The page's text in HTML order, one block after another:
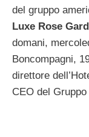
del gruppo
Luxe Rose
domani,
Boncompagni,
direttore
CEO del Gruppo